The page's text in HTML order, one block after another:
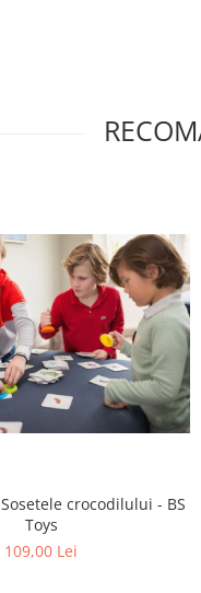
crocodilului - BS
Toys
109,00 Lei